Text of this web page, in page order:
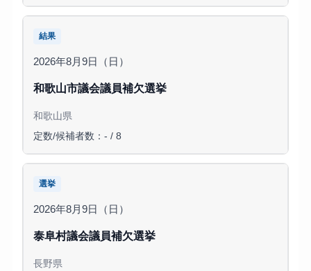
結果
2026年8月9日（日）
和歌山市議会議員補欠選挙
和歌山県
定数/候補者数：- / 8
選挙
2026年8月9日（日）
泰阜村議会議員補欠選挙
長野県